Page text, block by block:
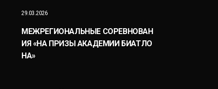
29.03.2026
МЕЖРЕГИОНАЛЬНЫЕ СОРЕВНОВАН
ИЯ «НА ПРИЗЫ АКАДЕМИИ БИАТЛО
НА»